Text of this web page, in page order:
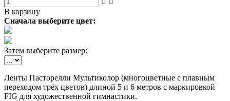
В корзину
Сначала выберите цвет:
Затем выберите размер:
Ленты Пасторелли Мультиколор (многоцветные с плавным
переходом трёх цветов) длиной 5 и 6 метров с маркировкой
FIG для художественной гимнастики.